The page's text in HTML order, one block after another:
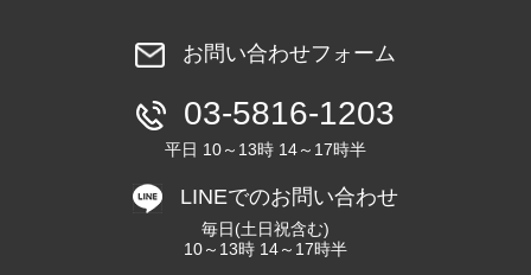
お問い合わせフォーム
03-5816-1203
平日 10～13時 14～17時半
LINEでのお問い合わせ
毎日(土日祝含む)
10～13時 14～17時半